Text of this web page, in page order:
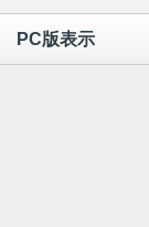
PC版表示